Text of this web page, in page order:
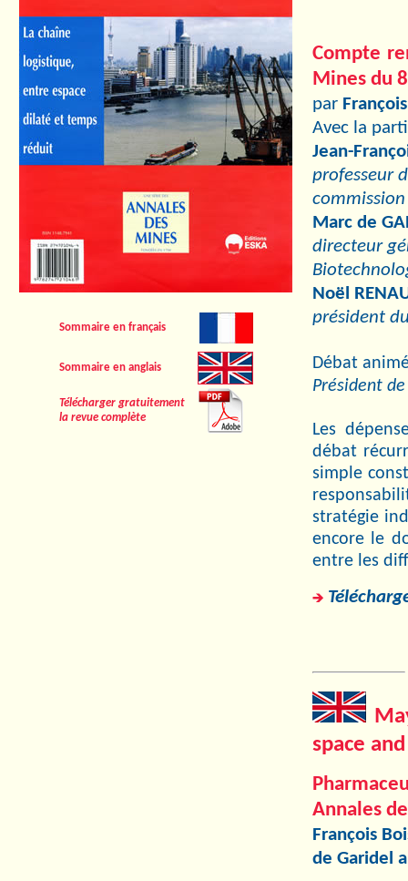
Sommaire en français
Sommaire en anglais
Télécharger gratuitement
la revue complète
Compte
Mines du
par
Avec la
Jean-
professeur
Marc de
directeur
Noël
président
Débat
Président
Les
débat
simple
stratégie
encore le
entre les
space
Annales
François
de Garidel